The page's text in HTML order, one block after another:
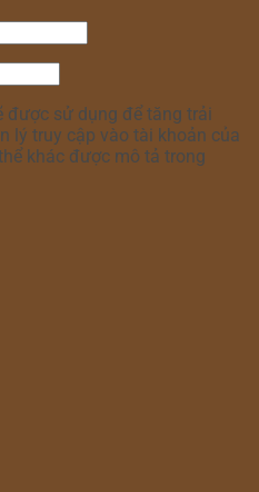
được sử dụng để tăng trải
lý truy cập vào tài khoản của
khác được mô tả trong